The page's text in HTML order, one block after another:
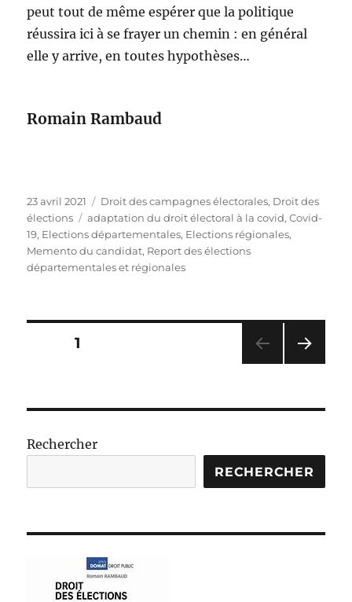
peut tout de même espérer que la politique
réussira ici à se frayer un chemin : en général
elle y arrive, en toutes hypothèses…
Romain Rambaud
Publié
le
23 avril 2021 Catégories
Droit des campagnes électorales, Droit des
élections
Étiquettes
adaptation du droit électoral à la covid,Covid-
19, Elections départementales, Elections régionales,
Memento du candidat, Report des élections
départementales et régionales
Pagination
publications
PAGE1
ANT
Rechercher
RECHERCHER